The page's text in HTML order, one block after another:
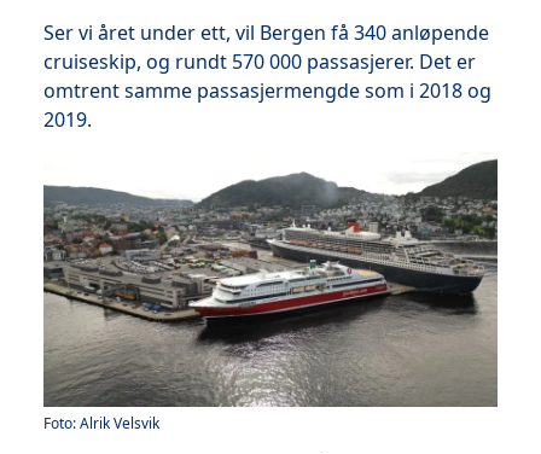
Ser vi året under ett, vil Bergen få 340 anløpende
cruiseskip, og rundt 570 000 passasjerer. Det er
omtrent samme passasjermengde som i 2018 og
2019.
Foto: Alrik Velsvik